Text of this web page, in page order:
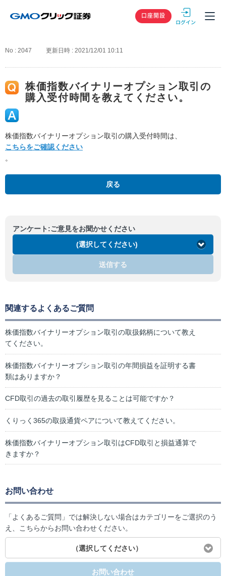
GMOクリック
口座開設
No : 2047 更新日時 : 2021/12/01 10:11
株価指数バイナリーオプション取引の
購入受付時間を教えてください。
株価指数バイナリーオプション取引の購入受付時間は、
こちらをご確認ください
。
戻る
アンケート:ご意見をお聞かせください
(選択してください)
送信する
関連するよくあるご質問
株価指数バイナリーオプション取引の取扱銘柄について教え
てください。
株価指数バイナリーオプション取引の年間損益を証明する書
類はありますか？
CFD取引の過去の取引履歴を見ることは可能ですか？
くりっく365の取扱通貨ペアについて教えてください。
株価指数バイナリーオプション取引はCFD取引と損益通算で
きますか？
お問い合わせ
「よくあるご質問」では解決しない場合はカテゴリーをご選択のう
え、こちらからお問い合わせください。
（選択してください）
お問い合わせ